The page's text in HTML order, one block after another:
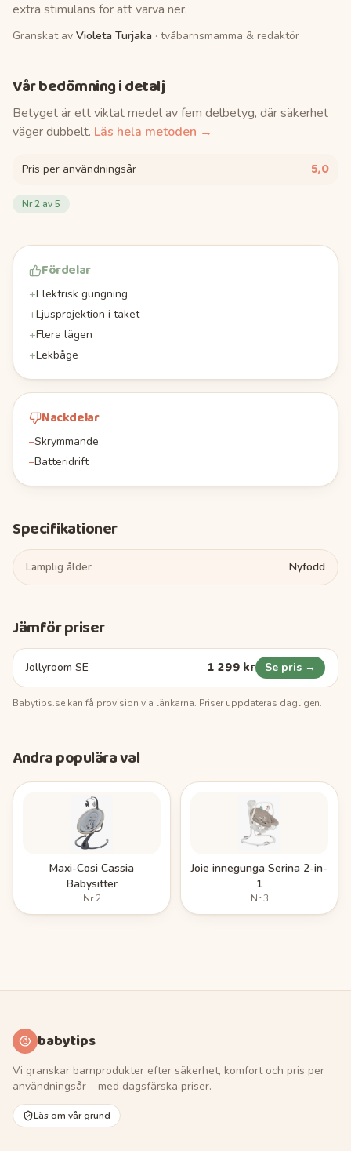
extra stimulans för att varva ner.
Granskat av Violeta Turjaka · tvåbarnsmamma & redaktör
Vår bedömning i detalj
Betyget är ett viktat medel av fem delbetyg, där säkerhet
väger dubbelt. Läs hela metoden →
Pris per användningsår 5,0
Nr2 av 5
Fördelar
+Elektrisk gungning
+Ljusprojektion i taket
+Flera lägen
+Lekbåge
Nackdelar
–Skrymmande
–Batteridrift
Specifikationer
Lämplig ålder Nyfödd
Jämför priser
Jollyroom SE 1 299 kr Se pris →
Babytips.se kan få provision via länkarna. Priser uppdateras dagligen.
Andra populära val
Maxi-Cosi Cassia
Babysitter
Nr2
Joie innegunga Serina 2-in-
1
Nr3
babytips
Vi granskar barnprodukter efter säkerhet, komfort och pris per
användningsår – med dagsfärska priser.
Läs om vår grund